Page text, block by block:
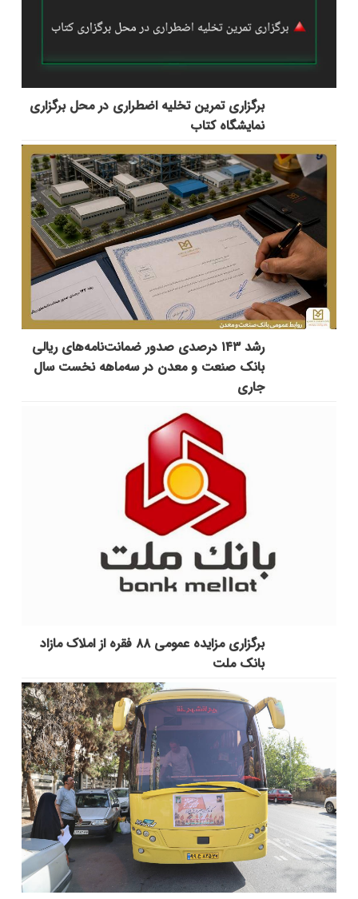
برگزاری تمرین تخلیه اضطراری در محل برگزاری
نمایشگاه کتاب
رشد ۱۴۳ درصدی صدور ضمانت‌نامه‌های ریالی
بانک صنعت و معدن در سه‌ماهه نخست سال
جاری
برگزاری مزایده عمومی ۸۸ فقره از املاک مازاد
بانک ملت